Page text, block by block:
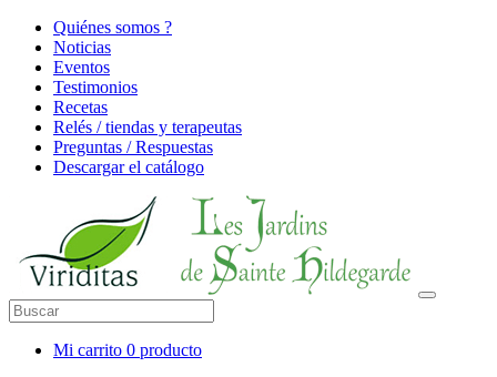
Quiénes somos ?
Noticias
Eventos
Testimonios
Recetas
Relés / tiendas y terapeutas
Preguntas / Respuestas
Descargar el catálogo
Mi carrito 0 producto